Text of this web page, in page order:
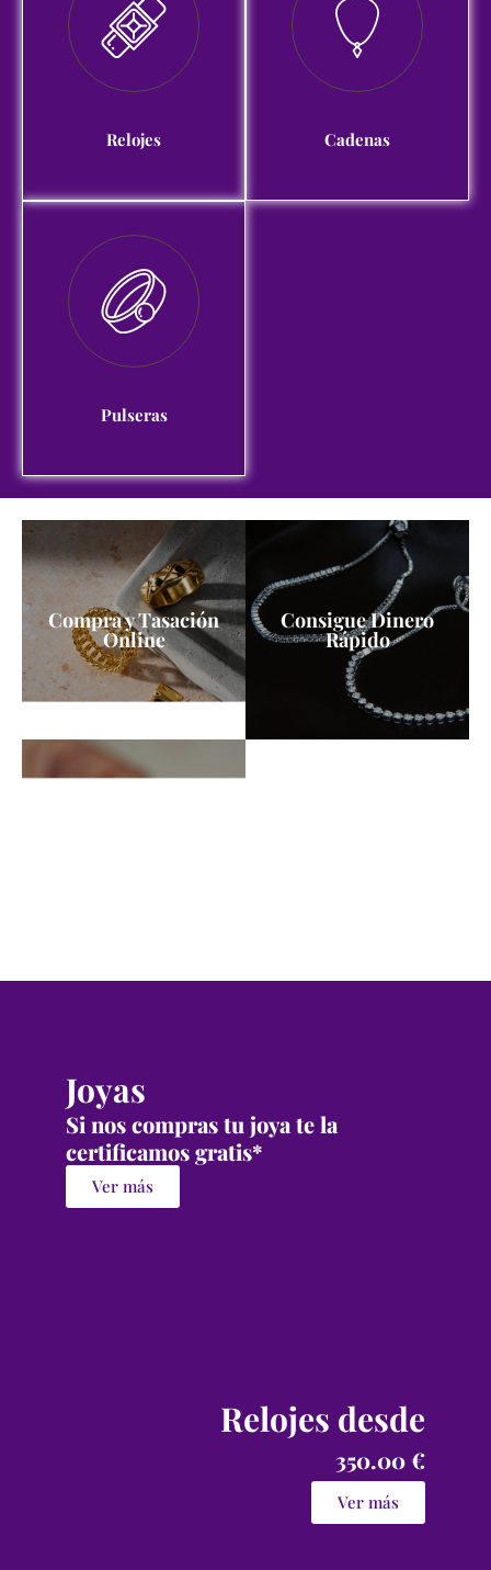
Relojes Cadenas
Pulseras
Compra y Tasación
Online
Consigue Dinero
Rápido
Joyas
Si nos compras tu joya te la
certificamos gratis*
Ver más
Relojes desde
350.00 €
Ver más